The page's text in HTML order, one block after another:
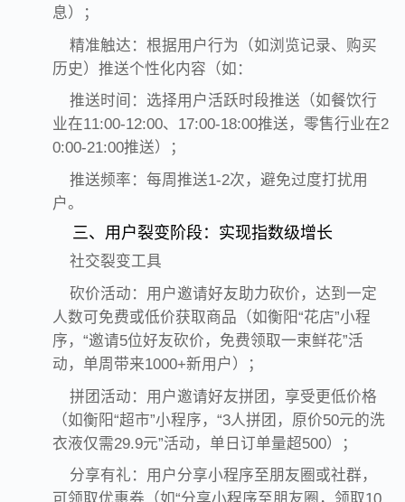
息）；
精准触达：根据用户行为（如浏览记录、购买
历史）推送个性化内容（如：
推送时间：选择用户活跃时段推送（如餐饮行
业在11:00-12:00、17:00-18:00推送，零售行业在2
0:00-21:00推送）；
推送频率：每周推送1-2次，避免过度打扰用
户。
三、用户裂变阶段：实现指数级增长
社交裂变工具
砍价活动：用户邀请好友助力砍价，达到一定
人数可免费或低价获取商品（如衡阳“花店”小程
序，“邀请5位好友砍价，免费领取一束鲜花”活
动，单周带来1000+新用户）；
拼团活动：用户邀请好友拼团，享受更低价格
（如衡阳“超市”小程序，“3人拼团，原价50元的洗
衣液仅需29.9元”活动，单日订单量超500）；
分享有礼：用户分享小程序至朋友圈或社群，